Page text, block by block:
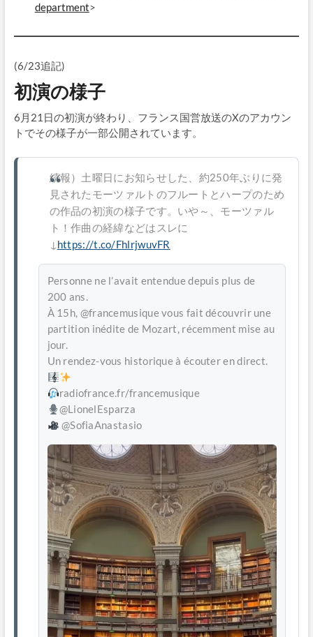
department>
(6/23追記)
初演の様子
6月21日の初演が終わり、フランス国営放送のXのアカウン
トでその様子が一部公開されています。
続報）土曜日にお知らせした、約250年ぶりに発
見されたモーツァルトのフルートとハープのため
の作品の初演の様子です。いや～、モーツァル
ト！作曲の経緯などはスレに
↓ https://t.co/FhlrjwuvFR
Personne ne l’avait entendue depuis plus de
200 ans.
À 15h, @francemusique vous fait découvrir une
partition inédite de Mozart, récemment mise au
jour.
Un rendez-vous historique à écouter en direct.
radiofrance.fr/francemusique
@LionelEsparza
@SofiaAnastasio